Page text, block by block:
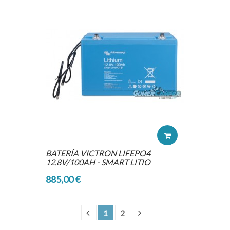
BATERÍA VICTRON LIFEPO4
12.8V/100AH - SMART LITIO
885,00 €
1 2